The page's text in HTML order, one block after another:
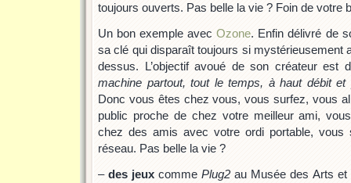
toujours ouverts. Pas belle la vie ? Foin de votre
Un bon exemple avecOzone. Enfin délivré de
sa clé qui disparaît toujours si mystérieusement
dessus. L’objectif avoué de son créateur est
machine partout, tout le temps, à haut débit et
Donc vous êtes chez vous, vous surfez, vous
public proche de chez votre meilleur ami,
chez des amis avec votre ordi portable, vous
réseau. Pas belle la vie ?
–des jeux commePlug2au Musée des Arts et